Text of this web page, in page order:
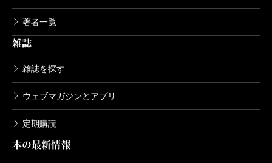
ー家の女』『さむけ』といった中期の代表作で
は、親－子二世代の「家系」の錯誤が物語の核に
なっているが、『一瞬の敵』以降の後期作品で
は、錯誤の生じる伝達経路が親－子－孫の三世代
に及び、それに伴ってプロットの複雑さも倍加し
ている。世代の次数が上がったために「家系（フ
ァミリー・ツリー）」を構成する複数の結節点
（ノード）が重なり合い、見通しのいいツリー構
著者一覧
雑誌
雑誌を探す
ウェブマガジンとアプリ
定期購読
本の最新情報